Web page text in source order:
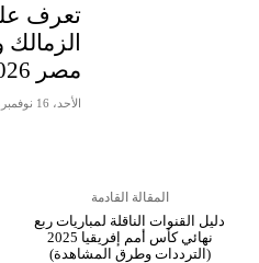
تعرف
مصر 2025/2026
الأحد، 16 نوفمبر، 2025
المقالة القادمة
دليل القنوات الناقلة لمباريات ربع
نهائي كأس أمم إفريقيا 2025
(الترددات وطرق المشاهدة)